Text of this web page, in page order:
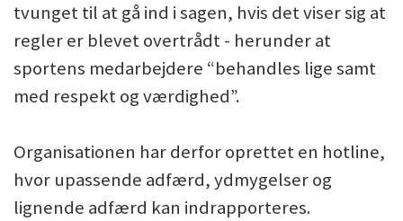
tvunget til at gå ind i sagen, hvis det viser sig at
regler er blevet overtrådt - herunder at
sportens medarbejdere “behandles lige samt
med respekt og værdighed”.
Organisationen har derfor oprettet en hotline,
hvor upassende adfærd, ydmygelser og
lignende adfærd kan indrapporteres.